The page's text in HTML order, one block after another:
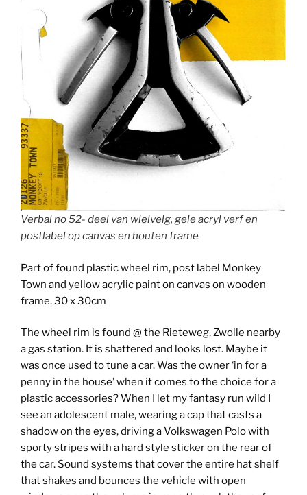
Verbal no 52- deel van wielvelg, gele acryl verf en
postlabel op canvas en houten frame
Part of found plastic wheel rim, post label Monkey
Town and yellow acrylic paint on canvas on wooden
frame. 30 x 30cm
The wheel rim is found @ the Rieteweg, Zwolle nearby
a gas station. It is shattered and looks lost. Maybe it
was once used to tune a car. Was the owner ‘in for a
penny in the house’ when it comes to the choice for a
plastic accessories? When I let my fantasy run wild I
see an adolescent male, wearing a cap that casts a
shadow on the eyes, driving a Volkswagen Polo with
sporty stripes with a hard style sticker on the rear of
the car. Sound systems that cover the entire hat shelf
that shakes and bounces the vehicle with open